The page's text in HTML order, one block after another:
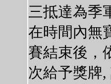
三抵達為季
在時間內無
賽結束後，
次給予獎牌